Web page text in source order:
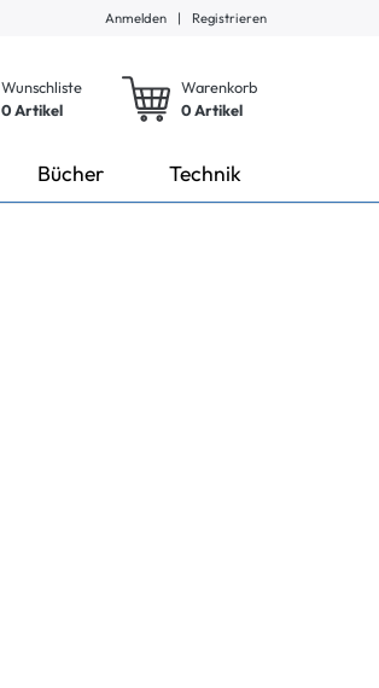
Anmelden | Registrieren
Wunschliste
0 Artikel
Warenkorb
0Artikel
Bücher Technik